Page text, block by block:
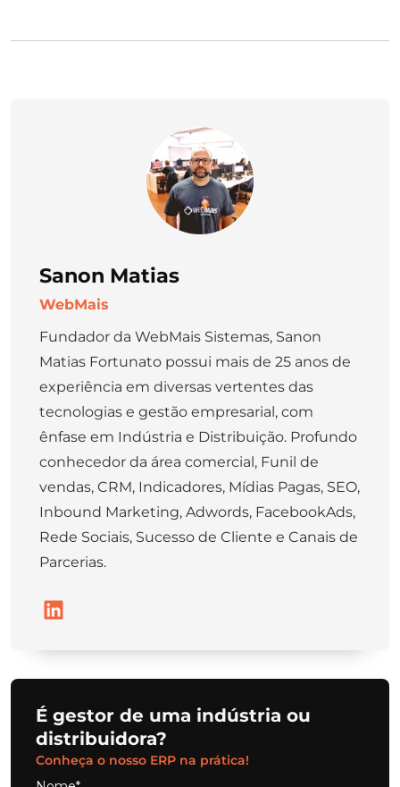
Sanon Matias
WebMais
Fundador da WebMais Sistemas, Sanon
Matias Fortunato possui mais de 25 anos de
experiência em diversas vertentes das
tecnologias e gestão empresarial, com
ênfase em Indústria e Distribuição. Profundo
conhecedor da área comercial, Funil de
vendas, CRM, Indicadores, Mídias Pagas, SEO,
Inbound Marketing, Adwords, FacebookAds,
Rede Sociais, Sucesso de Cliente e Canais de
Parcerias.
É gestor de uma indústria ou
distribuidora?
Conheça o nosso ERP na prática!